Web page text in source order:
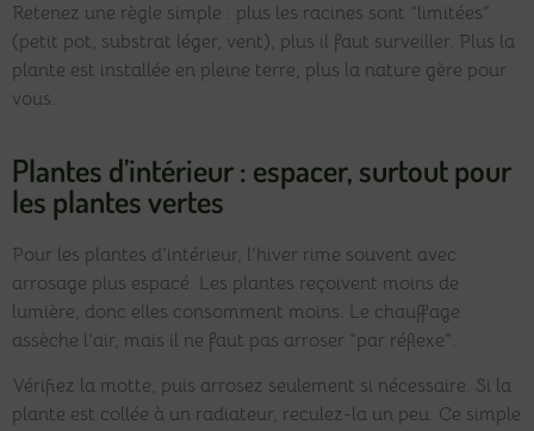
Retenez une règle simple : plus les racines sont “limitées”
(petit pot, substrat léger, vent), plus il faut surveiller. Plus la
plante est installée en pleine terre, plus la nature gère pour
vous.
Plantes d’intérieur : espacer, surtout pour
les plantes vertes
Pour les plantes d’intérieur, l’hiver rime souvent avec
arrosage plus espacé. Les plantes reçoivent moins de
lumière, donc elles consomment moins. Le chauffage
assèche l’air, mais il ne faut pas arroser “par réflexe”.
Vérifiez la motte, puis arrosez seulement si nécessaire. Si la
plante est collée à un radiateur, reculez-la un peu. Ce simple